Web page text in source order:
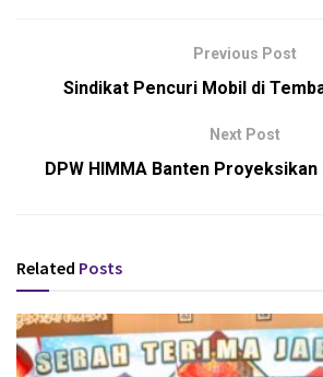
Previous Post
Sindikat Pencuri Mobil di
Next Post
DPW HIMMA Banten
Related Posts